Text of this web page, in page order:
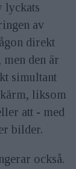
lyckats
av
direkt
den är
simultant
liksom
att - med
bilder.
också.